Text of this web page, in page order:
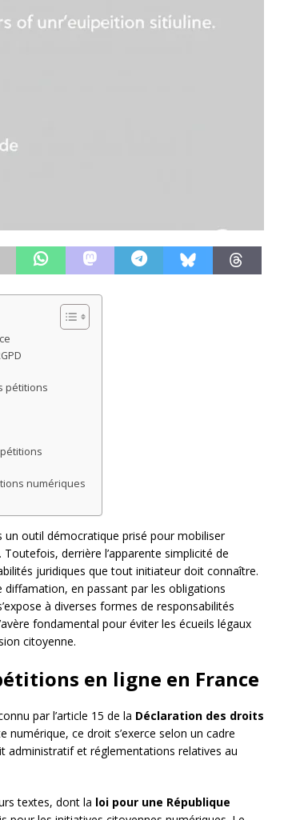
pétitions
numériques
un outil démocratique prisé pour mobiliser
derrière l’apparente simplicité de
juridiques que tout initiateur doit connaître.
en passant par les obligations
à diverses formes de responsabilités
fondamental pour éviter les écueils légaux
citoyenne.
en ligne en France
par l’article 15 de la Déclaration des droits
numérique, ce droit s’exerce selon un cadre
administratif et réglementations relatives au
textes, dont la loi pour une République